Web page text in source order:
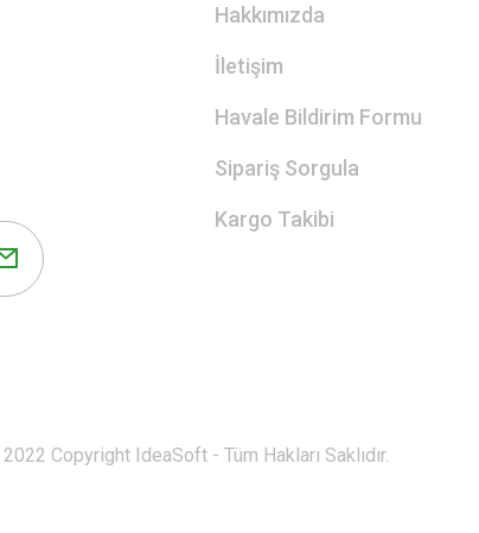
Hakkımızda
İletişim
Havale Bildirim Formu
Sipariş Sorgula
Kargo Takibi
2022 Copyright IdeaSoft - Tüm Hakları Saklıdır.